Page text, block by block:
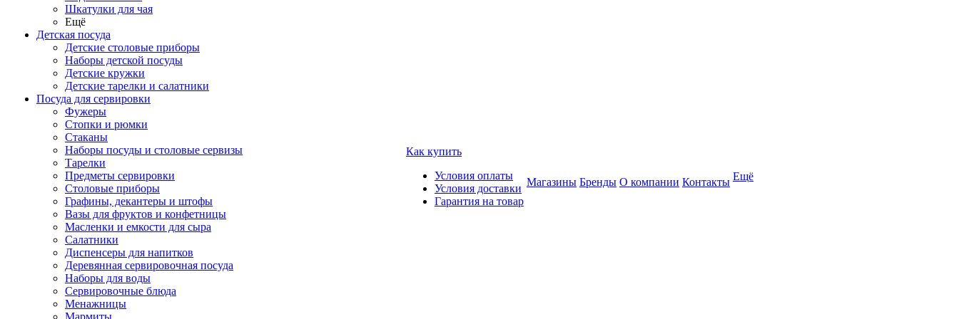
Шкатулки для чая
Ещё
Детская посуда
Детские столовые приборы
Наборы детской посуды
Детские кружки
Детские тарелки и салатники
Посуда для сервировки
Фужеры
Стопки и рюмки
Стаканы
Наборы посуды и столовые сервизы
Тарелки
Предметы сервировки
Столовые приборы
Графины, декантеры и штофы
Вазы для фруктов и конфетницы
Масленки и емкости для сыра
Салатники
Диспенсеры для напитков
Деревянная сервировочная посуда
Наборы для воды
Сервировочные блюда
Менажницы
Мармиты
Как купить
Условия оплаты
Условия доставки
Гарантия на товар
Магазины Бренды О компании Контакты Ещё